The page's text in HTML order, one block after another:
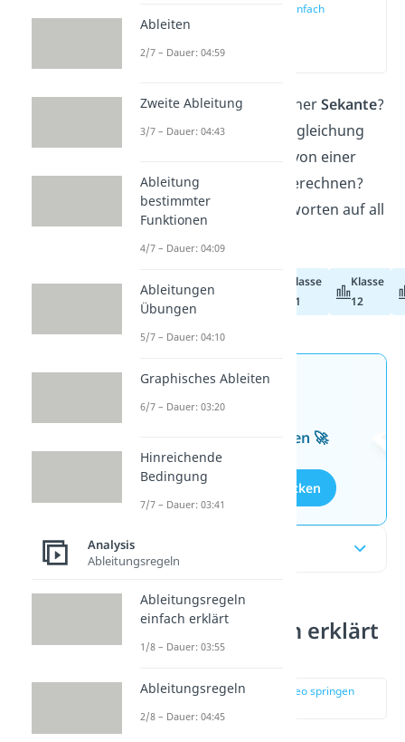
Sekante einfach
Was ist die Definition einerSekante?
Wie sieht eine Sekantengleichung
aus und wie kannst du von einer
Sekante die Steigung berechnen?
Hier bekommst du Antworten auf all
Abiturvorbereitung
Klasse
11
Klasse
12
Jetzt neu: Teste dein
Wissen mit unseren
kostenlosen Aufgaben 🚀
Aufgaben entdecken
Sekante einfach erklärt
zur Stelle im Video springen
Ableiten
2/7 – Dauer: 04:59
Zweite Ableitung
3/7 – Dauer: 04:43
Ableitung
bestimmter
Funktionen
4/7 – Dauer: 04:09
Ableitungen
Übungen
5/7 – Dauer: 04:10
Graphisches Ableiten
6/7 – Dauer: 03:20
Hinreichende
Bedingung
7/7 – Dauer: 03:41
Analysis
Ableitungsregeln
Ableitungsregeln
einfach erklärt
1/8 – Dauer: 03:55
Ableitungsregeln
2/8 – Dauer: 04:45